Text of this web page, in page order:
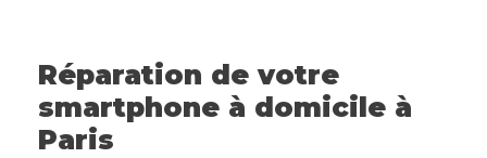
Réparation de votre
smartphone à domicile à
Paris